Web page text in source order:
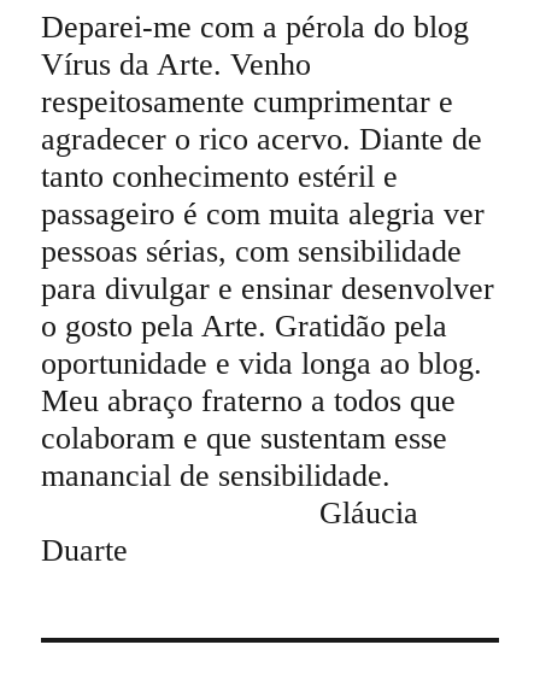
Deparei-me com a pérola do blog
Vírus da Arte. Venho
respeitosamente cumprimentar e
agradecer o rico acervo. Diante de
tanto conhecimento estéril e
passageiro é com muita alegria ver
pessoas sérias, com sensibilidade
para divulgar e ensinar desenvolver
o gosto pela Arte. Gratidão pela
oportunidade e vida longa ao blog.
Meu abraço fraterno a todos que
colaboram e que sustentam esse
manancial de sensibilidade.
Gláucia
Duarte